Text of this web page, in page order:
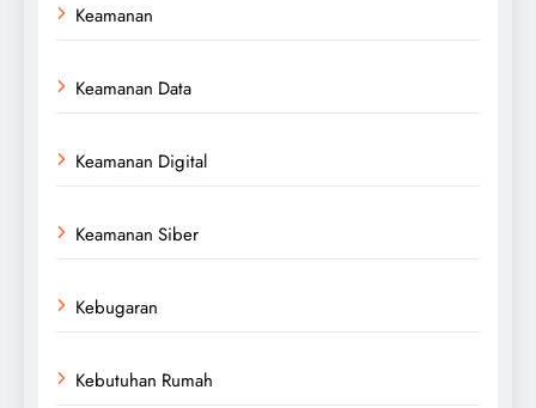
Keamanan
Keamanan Data
Keamanan Digital
Keamanan Siber
Kebugaran
Kebutuhan Rumah